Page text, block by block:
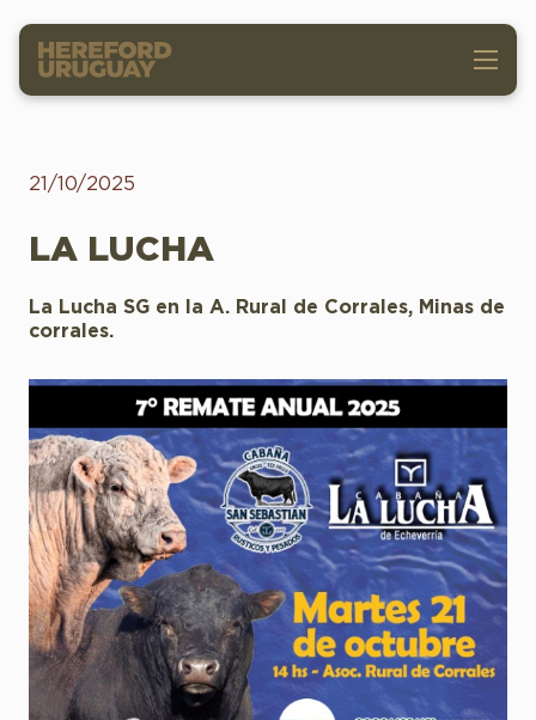
21/10/2025
LA LUCHA
La Lucha SG en la A. Rural de Corrales, Minas de
corrales.